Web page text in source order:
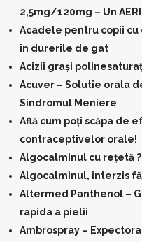
2,5mg/120mg – Un
Acadele pentru copii
in durerile de gat
Acizii grași
Acuver – Solutie orala
Sindromul Meniere
Află cum poți scăpa de
contraceptivelor orale!
Algocalminul cu reţetă ?
Algocalminul, interzis
Altermed Panthenol –
rapida a pielii
Ambrospray –